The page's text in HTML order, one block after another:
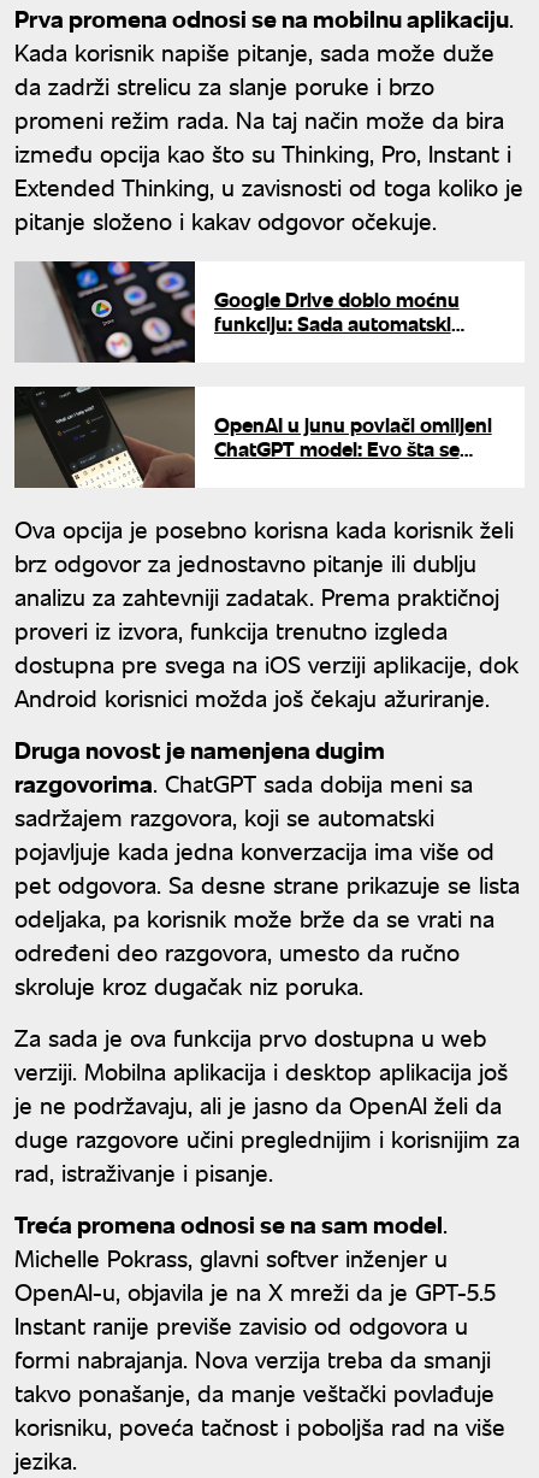
Prva promena odnosi se na mobilnu aplikaciju.
Kada korisnik napiše pitanje, sada može duže
da zadrži strelicu za slanje poruke i brzo
promeni režim rada. Na taj način može da bira
između opcija kao što su Thinking, Pro, Instant i
Extended Thinking, u zavisnosti od toga koliko je
pitanje složeno i kakav odgovor očekuje.
Google Drive dobio moćnu
funkciju: Sada automatski
OpenAI u junu povlači omiljeni
ChatGPT model: Evo šta se
Ova opcija je posebno korisna kada korisnik želi
brz odgovor za jednostavno pitanje ili dublju
analizu za zahtevniji zadatak. Prema praktičnoj
proveri iz izvora, funkcija trenutno izgleda
dostupna pre svega na iOS verziji aplikacije, dok
Android korisnici možda još čekaju ažuriranje.
Druga novost je namenjena dugim
razgovorima. ChatGPT sada dobija meni sa
sadržajem razgovora, koji se automatski
pojavljuje kada jedna konverzacija ima više od
pet odgovora. Sa desne strane prikazuje se lista
odeljaka, pa korisnik može brže da se vrati na
određeni deo razgovora, umesto da ručno
skroluje kroz dugačak niz poruka.
Za sada je ova funkcija prvo dostupna u web
verziji. Mobilna aplikacija i desktop aplikacija još
je ne podržavaju, ali je jasno da OpenAI želi da
duge razgovore učini preglednijim i korisnijim za
rad, istraživanje i pisanje.
Treća promena odnosi se na sam model.
Michelle Pokrass, glavni softver inženjer u
OpenAI-u, objavila je na X mreži da je GPT-5.5
Instant ranije previše zavisio od odgovora u
formi nabrajanja. Nova verzija treba da smanji
takvo ponašanje, da manje veštački povlađuje
korisniku, poveća tačnost i poboljša rad na više
jezika.